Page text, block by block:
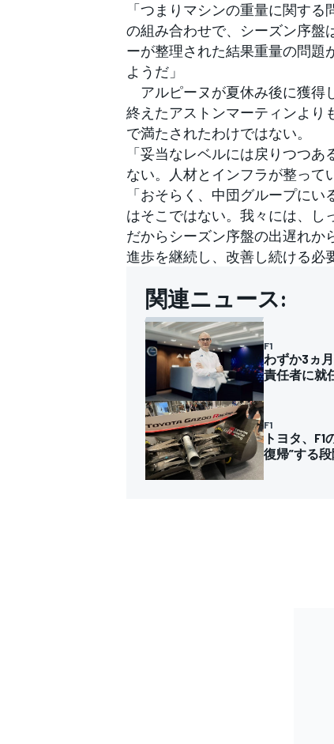
すべてのカテゴリー
「つまりマシンの重量に関す
の組み合わせで、シーズン序盤
ーが整理された結果重量の問題
ようだ」
アルピーヌが夏休み後に獲得
終えたアストンマーティンより
で満たされたわけではない。
「妥当なレベルには戻りつつ
ない。人材とインフラが整って
「おそらく、中団グループに
はそこではない。我々には、し
だからシーズン序盤の出遅れか
進歩を継続し、改善し続ける必
関連ニュース:
F1
わずか3ヵ
責任者に就
F1
トヨタ、
復帰”する